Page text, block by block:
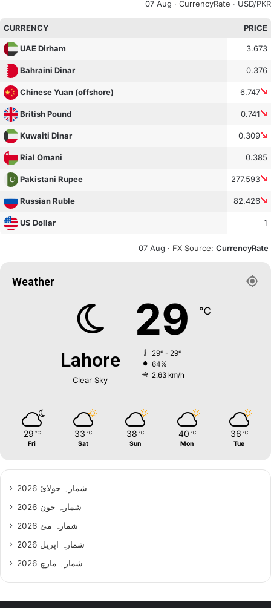
07 Aug · CurrencyRate · USD/PKR
CURRENCY PRICE
UAE Dirham 3.673
Bahraini Dinar 0.376
Chinese Yuan (offshore) 6.747
British Pound 0.741
Kuwaiti Dinar 0.309
Rial Omani 0.385
Pakistani Rupee 277.593
Russian Ruble 82.426
US Dollar 1
07 Aug · FX Source: CurrencyRate
Weather
Lahore
Clear Sky
29 ℃
29º - 29º
64%
2.63 km/h
29 ℃
Fri
33 ℃
Sat
38 ℃
Sun
40 ℃
Mon
36 ℃
Tue
شمارہ جولائ 2026
شمارہ جون 2026
شمارہ مئ 2026
شمارہ اپریل 2026
شمارہ مارچ 2026